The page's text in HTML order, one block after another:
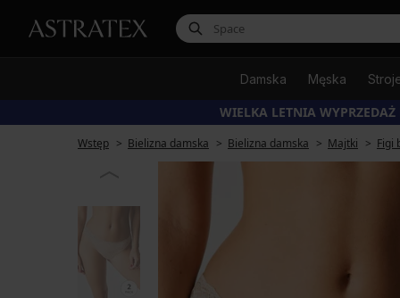
Damska Męska
WIELKA LETNIA
Wstęp Bielizna damska Bielizna damska Majtki Figi